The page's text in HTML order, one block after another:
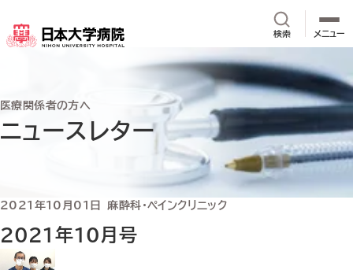
検索サイト内検
メニュー
医療関係者の方へ
ニュースレター
2021年10月号
2021年10月01日 麻酔科・ペインクリニック